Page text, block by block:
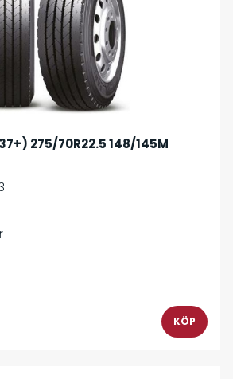
275/70R22.5 148/145M